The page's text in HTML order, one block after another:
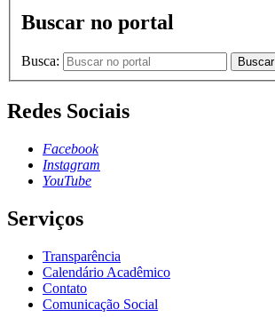
Buscar no portal
Busca: Buscar
Redes Sociais
Facebook
Instagram
YouTube
Serviços
Transparência
Calendário Acadêmico
Contato
Comunicação Social